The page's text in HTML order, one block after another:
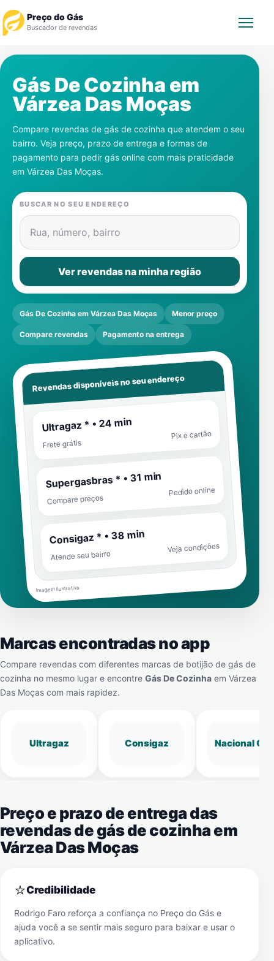
Preço do Gás
Buscador de revendas
Revendedor
Notícias
Cadastre-se
Gás
Contatos
Gás De Cozinha em
Várzea Das Moças
Compare revendas de gás de cozinha que atendem o seu
bairro. Veja preço, prazo de entrega e formas de
pagamento para pedir gás online com mais praticidade
em Várzea Das Moças.
BUSCAR NO SEU ENDEREÇO
Rua, número, bairro
Ver revendas na minha região
Gás De Cozinha em Várzea Das Moças Menor preço
Compare revendas Pagamento na entrega
Revendas disponíveis no seu endereço
Ultragaz * • 24 min
Frete grátis
Pix e cartão
Supergasbras * • 31 min
Compare preços
Pedido online
Consigaz * • 38 min
Atende seu bairro
Veja condições
Imagem ilustrativa
Marcas encontradas no app
Compare revendas com diferentes marcas de botijão de gás de
cozinha no mesmo lugar e encontre Gás De Cozinha em Várzea
Das Moças com mais rapidez.
Ultragaz Consigaz Nacional Gás
Preço e prazo de entrega das
revendas de gás de cozinha em
Várzea Das Moças
⭐Credibilidade
Rodrigo Faro reforça a confiança no Preço do Gás e
ajuda você a se sentir mais seguro para baixar e usar o
aplicativo.